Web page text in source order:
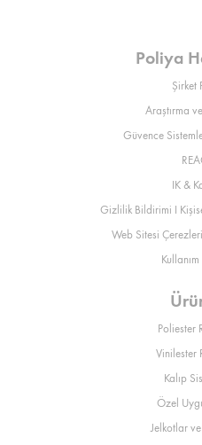
Poliya
Şirket
Araştırma
Güvence
IK &
Gizlilik Bildirimi I
Web Sitesi
Poliester
Vinilester
Kalıp
Özel
Jelkotlar